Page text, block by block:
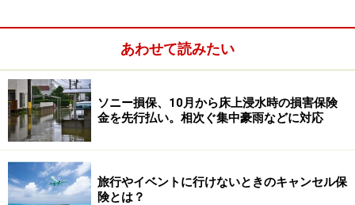
地震保険の主な特徴は簡単にいうと次のようにもので
火災保険とセットで加入（単独で加入不可）
契約できる補償額は火災保険の30％～50％（火災保
険2,000万円なら600～1,000万円）
あわせて読みたい
ソニー損保、10月から床上浸水時の損害保険
金を先行払い。相次ぐ集中豪雨などに対応
旅行やイベントに行けないときのキャンセル保
険とは？